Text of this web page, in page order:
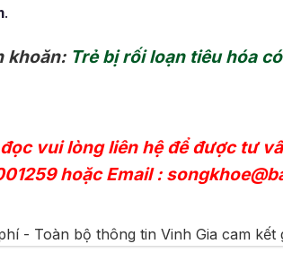
.
khoăn: Trẻ bị rối loạn tiêu hóa
vui lòng liên hệ để được tư
hoặc Email :
- Toàn bộ thông tin Vinh Gia cam kết